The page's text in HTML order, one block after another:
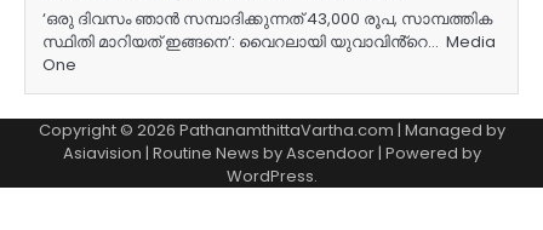
‘ഒരു ദിവസം ഞാൻ സമ്പാദിക്കുന്നത് 43,000 രൂപ, സാമ്പത്തിക
സ്ഥിതി മാറിയത് ഇങ്ങനെ’: വൈറലായി യുവാവിൻ്റെ… Media
One
Copyright © 2026 PathanamthittaVartha.com | Managed by
Asiavision | Routine News byAscendoor| Powered by
WordPress.